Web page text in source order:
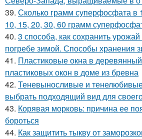
39. Сколько грамм суперфосфата в
10, 15, 20, 30, 60 грамм
40. 3 способа, как сохранить
погребе зимой. Способы хранения
41. Пластиковые окна в
пластиковых окон в доме из бревна
42. Теневыносливые и тенелюбивые
выбрать подходящий вид для
43. Корявая морковь: причина ее
бороться
44. Как защитить тыкву от